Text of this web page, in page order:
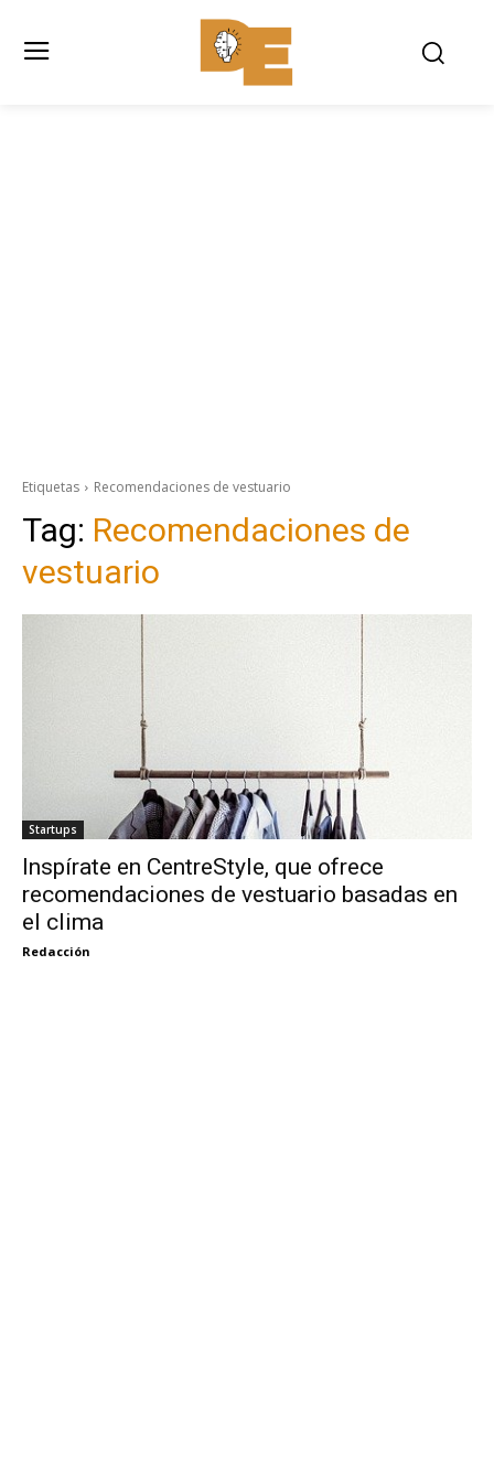
Etiquetas Recomendaciones de vestuario
Tag: Recomendaciones de
vestuario
Startups
Inspírate en CentreStyle, que ofrece
recomendaciones de vestuario basadas en
el clima
Redacción